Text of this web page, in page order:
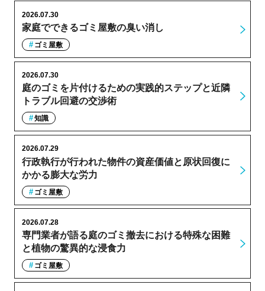
家庭でできるゴミ屋敷の臭い消し
2026.07.30
ゴミ屋敷
庭のゴミを片付けるための実践的ステップと近隣
トラブル回避の交渉術
2026.07.30
知識
行政執行が行われた物件の資産価値と原状回復に
かかる膨大な労力
2026.07.29
ゴミ屋敷
専門業者が語る庭のゴミ撤去における特殊な困難
と植物の驚異的な浸食力
2026.07.28
ゴミ屋敷